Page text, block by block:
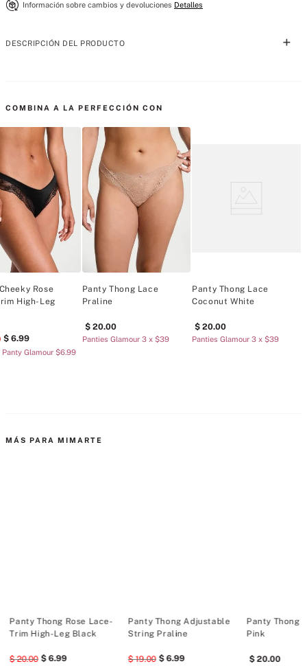
Información sobre cambios y devoluciones Detalles
DESCRIPCIÓN DEL PRODUCTO
Tiro bajo
Correas laterales ajustables para flexibilidad de ajuste
Microfibra FeatherSoft™ supersuave se mueve contigo
Ribete de encaje supersuave ForeverStretch™
Mejorado con fibras de LYCRA® ADAPTIV para un mejor ajuste
Acento de roseta
COMBINA A LA PERFECCIÓN CON
Rose
High-Leg
6.99
Panty Glamour $6.99
Panty Thong Lace
Praline
20.00
Panties Glamour 3 x $39
Panty Thong Lace
Coconut White
20.00
Panties Glamour 3 x $39
MÁS PARA MIMARTE
Panty Thong Rose Lace-
Trim High-Leg Black
20.00 6.99
Panty Thong Adjustable
String Praline
19.00 6.99
Panty Thong
Pink
20.00